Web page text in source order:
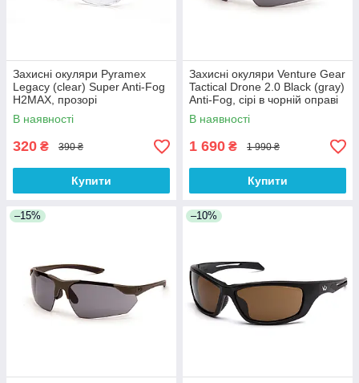
Захисні окуляри Pyramex
Legacy (clear) Super Anti-Fog
H2MAX, прозорі
В наявності
320 ₴ 390 ₴
Купити
Захисні окуляри Venture Gear
Tactical Drone 2.0 Black (gray)
Anti-Fog, сірі в чорній оправі
В наявності
1 690 ₴ 1 990 ₴
Купити
–15% –10%